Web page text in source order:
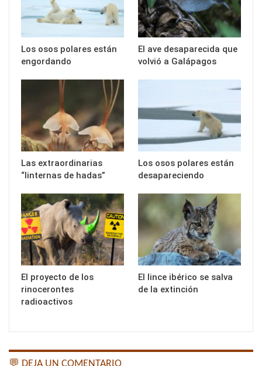
Los osos polares están
engordando
El ave desaparecida que
volvió a Galápagos
Las extraordinarias
“linternas de hadas”
Los osos polares están
desapareciendo
El proyecto de los
rinocerontes
radioactivos
El lince ibérico se salva
de la extinción